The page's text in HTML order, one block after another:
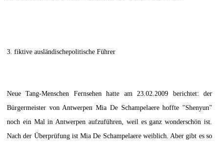
3. fiktive ausländischepolitische Führer
Neue Tang-Menschen Fernsehen hatte am 23.02.2009 berichtet: der
Bürgermeister von Antwerpen Mia De Schampelaere hoffte "Shenyun"
noch ein Mal in Antwerpen aufzuführen, weil es ganz wonderschön ist.
Nach der Überprüfung ist Mia De Schampelaere weiblich. Aber gibt es so